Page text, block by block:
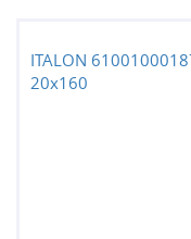
ITALON
20x160